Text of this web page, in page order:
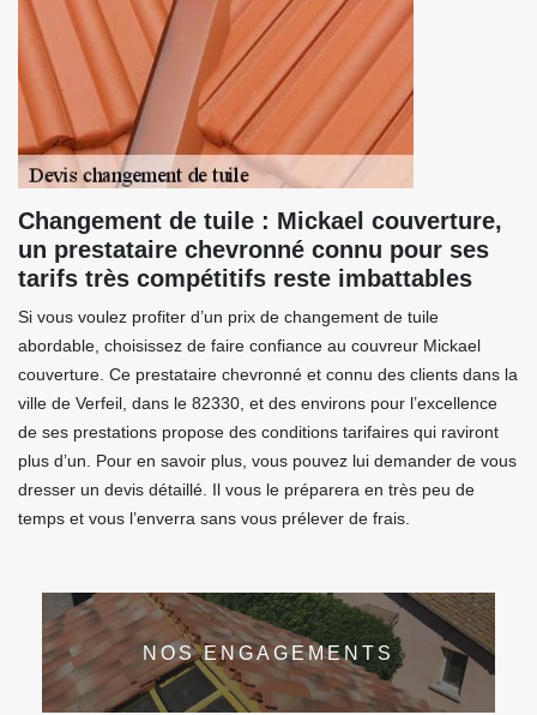
Changement de tuile : Mickael couverture,
un prestataire chevronné connu pour ses
tarifs très compétitifs reste imbattables
Si vous voulez profiter d’un prix de changement de tuile
abordable, choisissez de faire confiance au couvreur Mickael
couverture. Ce prestataire chevronné et connu des clients dans la
ville de Verfeil, dans le 82330, et des environs pour l’excellence
de ses prestations propose des conditions tarifaires qui raviront
plus d’un. Pour en savoir plus, vous pouvez lui demander de vous
dresser un devis détaillé. Il vous le préparera en très peu de
temps et vous l’enverra sans vous prélever de frais.
NOS ENGAGEMENTS